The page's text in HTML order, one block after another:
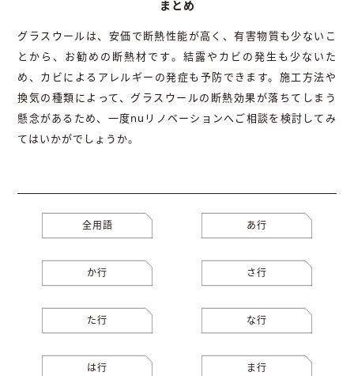
まとめ
グラスウールは、安価で断熱性能が高く、有害物質も少ないこ
とから、お勧めの断熱材です。結露やカビの発生も少ないた
め、カビによるアレルギーの発症も予防できます。施工方法や
換気の種類によって、グラスウールの断熱効果が落ちてしまう
懸念があるため、一度nuリノベーションへご相談を検討してみ
てはいかがでしょうか。
全用語 あ行
か行 さ行
た行 な行
は行 ま行